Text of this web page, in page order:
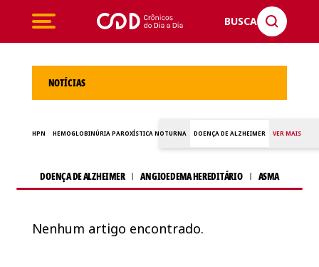
BUSCA
NOTÍCIAS
HPN HEMOGLOBINÚRIA PAROXÍSTICA NOTURNA DOENÇA DE ALZHEIMER VER MAIS
DOENÇA DE ALZHEIMER ANGIOEDEMA HEREDITÁRIO ASMA
Nenhum artigo encontrado.